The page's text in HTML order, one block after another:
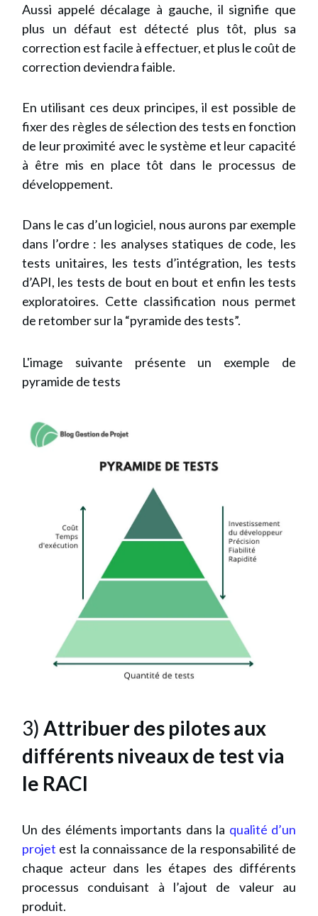
Aussi appelé décalage à gauche, il signifie que
plus un défaut est détecté plus tôt, plus sa
correction est facile à effectuer, et plus le coût de
correction deviendra faible.
En utilisant ces deux principes, il est possible de
fixer des règles de sélection des tests en fonction
de leur proximité avec le système et leur capacité
à être mis en place tôt dans le processus de
développement.
Dans le cas d’un logiciel, nous aurons par exemple
dans l’ordre : les analyses statiques de code, les
tests unitaires, les tests d’intégration, les tests
d’API, les tests de bout en bout et enfin les tests
exploratoires. Cette classification nous permet
de retomber sur la “pyramide des tests”.
L'image suivante présente un exemple de
pyramide de tests
3) Attribuer des pilotes aux
différents niveaux de test via
le RACI
Un des éléments importants dans la qualité d’un
projet est la connaissance de la responsabilité de
chaque acteur dans les étapes des différents
processus conduisant à l’ajout de valeur au
produit.